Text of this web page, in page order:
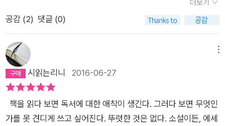
만한 글로써, 우리나라의 창작 풍토에 관해 일침을 가하는 작가
수 중의 가뭄이라고, 학교며 사설기관, 백화점 문화강좌에 이르기
까지 창작을 가르쳐 주겠다는 곳은 많고 그 이상으로 어딜가나 배
우는 학생은 넘쳐나는데 정작 종합베스트셀로 순위에서 소설이
차지하는 비중은 몇 권 되지 않는다. 그렇다면 소설을 쓰겠다던
그 많은 사람은 뭘하고 있는 것일까? 소설 쓰기란 단시간 내에 마
스터 할 수 있는 무슨 기술이 아니라 인문학적 바탕위에 안에 있
물같이 쏟아지고 매서운 한파가 무섭게 몰아치는 나날이다,,, 밖
에 안 돌아다니는 것이 최고인 요즘에는 뜨뜻한 이불 속에서 이러
저러한 재밌는 공상에 빠져보는 것은 어떨까 싶다.
다. -24쪽독자들은 어떤 작품에 대해 자전적이지 않느냐고 묻는
가는 여러 권의 책을 통해 한 편의 자서전을 쓴다. 우리는 우리의
삶을 통해 우리의 이야기를 만들어간다. 그런 점에서 누구나 작가
다. -25쪽널리 알려진 비유를 들면, 소설가는 자신의 생애라는 집
을 헐어 그 벽돌로 소설이라는 집을 짓는 사람이다. 그러니까 소
설가의 일대기를 쓰는 전기작가는 소설가가 세운 것을 허물어버
린 것을 다시 세우는 것이다. (밀란 쿤데라, <소설의 기술>)-26
는, 어쩌면 지극히 결벽증 증세를 보이던 내가노란 색연필로 군데
군데 밑줄까지 치면서 읽었다. 색연필을 잡은 손에 줄을 매달았는
형이 되어버린 행복한 순간들.무엇보다 소설을 (나는 소설만이
아닌 포괄적인 '글'로 읽었지만) 쓰려는 사람은잘 읽어야 한다고.
느리게, 자세히, 꼼꼼하게 읽을 것을 강조하고 있는데급하게 먹기
르겠다.하지만, 그가 말했듯 마음을 빼앗기는 책을 쓴 작가를 스
더보기
공감 (2) 댓글 (0)
시읽는리니 2016-06-27
책을 읽다 보면 독서에 대한 애착이 생긴다. 그러다 보면 무엇인
가를 못 견디게 쓰고 싶어진다. 뚜렷한 것은 없다. 소설이든, 에세